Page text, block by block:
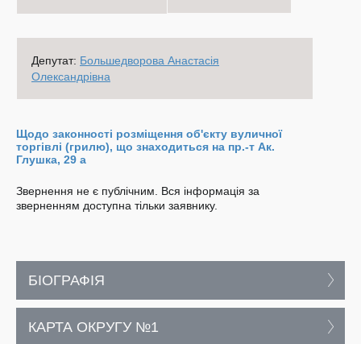
Депутат: Большедворова Анастасія
Олександрівна
Щодо законності розміщення об'єкту вуличної
торгівлі (грилю), що знаходиться на пр.-т Ак.
Глушка, 29 а
Звернення не є публічним. Вся інформація за
зверненням доступна тільки заявнику.
БІОГРАФІЯ
КАРТА ОКРУГУ №1